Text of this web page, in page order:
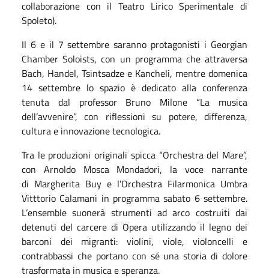
collaborazione con il Teatro Lirico Sperimentale di
Spoleto).
Il 6 e il 7 settembre saranno protagonisti i Georgian
Chamber Soloists, con un programma che attraversa
Bach, Handel, Tsintsadze e Kancheli, mentre domenica
14 settembre lo spazio è dedicato alla conferenza
tenuta dal professor Bruno Milone “La musica
dell’avvenire”, con riflessioni su potere, differenza,
cultura e innovazione tecnologica.
Tra le produzioni originali spicca “Orchestra del Mare”,
con Arnoldo Mosca Mondadori, la voce narrante
di Margherita Buy e l’Orchestra Filarmonica Umbra
Vitttorio Calamani in programma sabato 6 settembre.
L’ensemble suonerà strumenti ad arco costruiti dai
detenuti del carcere di Opera utilizzando il legno dei
barconi dei migranti: violini, viole, violoncelli e
contrabbassi che portano con sé una storia di dolore
trasformata in musica e speranza.